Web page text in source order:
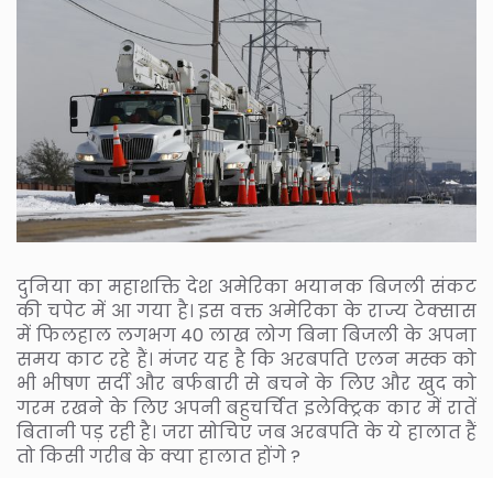
दुनिया का महाशक्ति देश अमेरिका भयानक बिजली संकट
की चपेट में आ गया है। इस वक्त अमेरिका के राज्य टेक्सास
में फिलहाल लगभग 40 लाख लोग बिना बिजली के अपना
समय काट रहे हैं। मंजर यह है कि अरबपति एलन मस्क को
भी भीषण सर्दी और बर्फबारी से बचने के लिए और खुद को
गरम रखने के लिए अपनी बहुचर्चित इलेक्ट्रिक कार में रातें
बितानी पड़ रही है। जरा सोचिए जब अरबपति के ये हालात हैं
तो किसी गरीब के क्या हालात होंगे ?